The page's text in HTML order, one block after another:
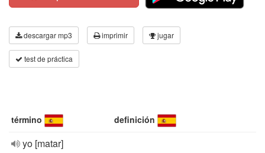
descargar mp3 imprimir jugar
test de práctica
término definición
yo [matar]